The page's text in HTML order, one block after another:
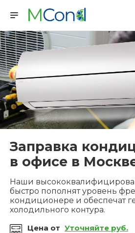
Заправка
в офисе в
Наши
быстро пополнят уровень
кондиционере и обеспечат
холодильного контура.
Цена от Уточняйте руб.